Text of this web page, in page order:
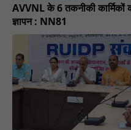
AVVNL के 6 तकनीकी कार्मिकों
ज्ञापन : NN81